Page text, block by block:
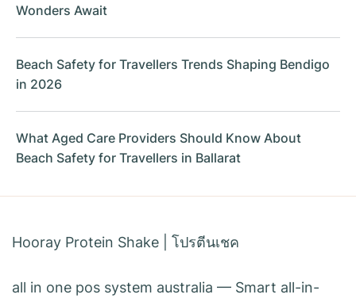
Wonders Await
Beach Safety for Travellers Trends Shaping Bendigo
in 2026
What Aged Care Providers Should Know About
Beach Safety for Travellers in Ballarat
Hooray Protein Shake โปรตีนเชค
all in one pos system australia — Smart all-in-